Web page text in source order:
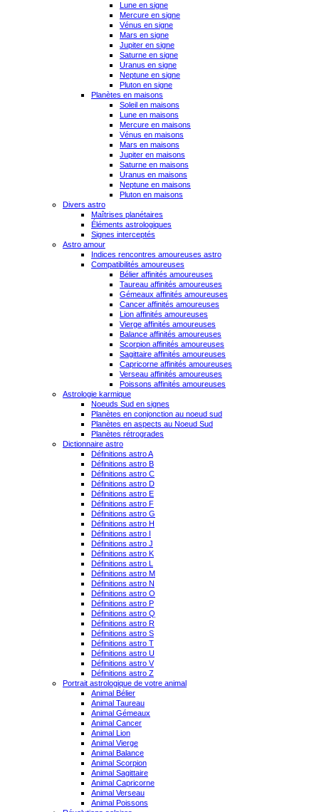
Lune en signe
Mercure en signe
Vénus en signe
Mars en signe
Jupiter en signe
Saturne en signe
Uranus en signe
Neptune en signe
Pluton en signe
Planètes en maisons
Soleil en maisons
Lune en maisons
Mercure en maisons
Vénus en maisons
Mars en maisons
Jupiter en maisons
Saturne en maisons
Uranus en maisons
Neptune en maisons
Pluton en maisons
Divers astro
Maîtrises planétaires
Éléments astrologiques
Signes interceptés
Astro amour
Indices rencontres amoureuses astro
Compatibilités amoureuses
Bélier affinités amoureuses
Taureau affinités amoureuses
Gémeaux affinités amoureuses
Cancer affinités amoureuses
Lion affinités amoureuses
Vierge affinités amoureuses
Balance affinités amoureuses
Scorpion affinités amoureuses
Sagittaire affinités amoureuses
Capricorne affinités amoureuses
Verseau affinités amoureuses
Poissons affinités amoureuses
Astrologie karmique
Noeuds Sud en signes
Planètes en conjonction au noeud sud
Planètes en aspects au Noeud Sud
Planètes rétrogrades
Dictionnaire astro
Définitions astro A
Définitions astro B
Définitions astro C
Définitions astro D
Définitions astro E
Définitions astro F
Définitions astro G
Définitions astro H
Définitions astro I
Définitions astro J
Définitions astro K
Définitions astro L
Définitions astro M
Définitions astro N
Définitions astro O
Définitions astro P
Définitions astro Q
Définitions astro R
Définitions astro S
Définitions astro T
Définitions astro U
Définitions astro V
Définitions astro Z
Portrait astrologique de votre animal
Animal Bélier
Animal Taureau
Animal Gémeaux
Animal Cancer
Animal Lion
Animal Vierge
Animal Balance
Animal Scorpion
Animal Sagittaire
Animal Capricorne
Animal Verseau
Animal Poissons